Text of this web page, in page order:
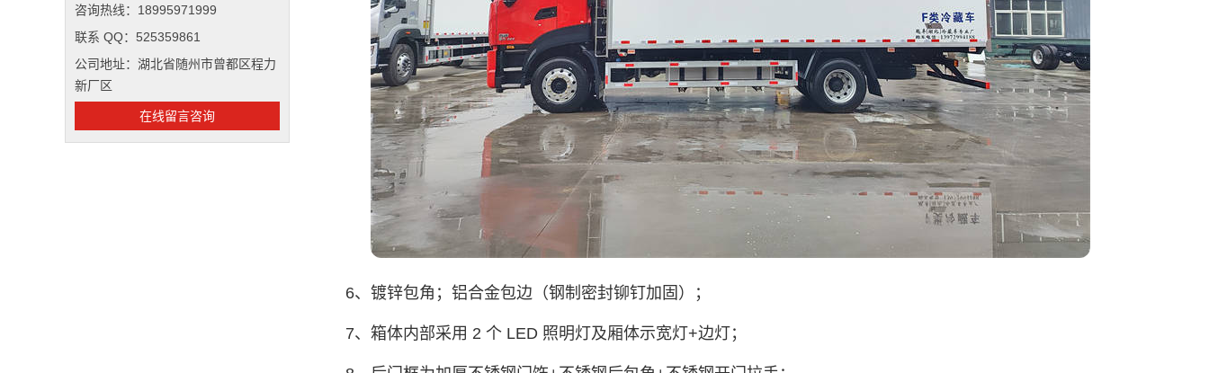
咨询热线：18995971999
联系 QQ：525359861
公司地址：湖北省随州市曾都区程力
新厂区
在线留言咨询
6、镀锌包角；铝合金包边（钢制密封铆钉加固）；
7、箱体内部采用 2 个 LED 照明灯及厢体示宽灯+边灯；